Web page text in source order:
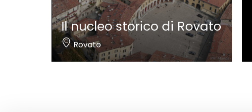
Il nucleo storico di Rovato
Rovato